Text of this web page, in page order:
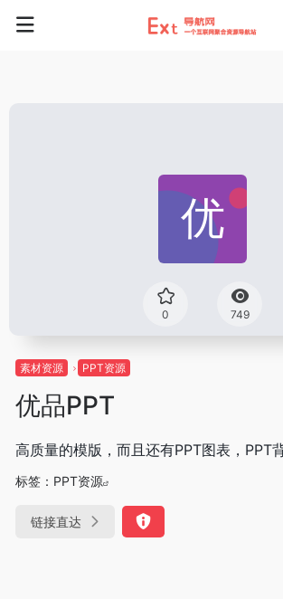
0 749
素材资源 PPT资源
优品PPT
高质量的模版，而且还有PPT图表，PPT
标签： PPT资源
链接直达